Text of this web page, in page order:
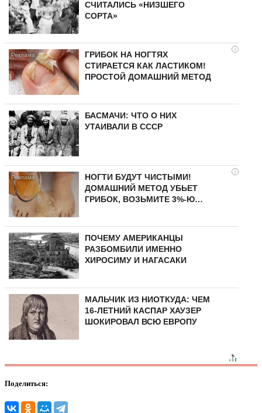
СЧИТАЛИСЬ «НИЗШЕГО
СОРТА»
i
ГРИБОК НА НОГТЯХ
СТИРАЕТСЯ КАК ЛАСТИКОМ!
ПРОСТОЙ ДОМАШНИЙ МЕТОД
БАСМАЧИ: ЧТО О НИХ
УТАИВАЛИ В СССР
i
НОГТИ БУДУТ ЧИСТЫМИ!
ДОМАШНИЙ МЕТОД УБЬЕТ
ГРИБОК, ВОЗЬМИТЕ 3%-Ю…
ПОЧЕМУ АМЕРИКАНЦЫ
РАЗБОМБИЛИ ИМЕННО
ХИРОСИМУ И НАГАСАКИ
МАЛЬЧИК ИЗ НИОТКУДА: ЧЕМ
16-ЛЕТНИЙ КАСПАР ХАУЗЕР
ШОКИРОВАЛ ВСЮ ЕВРОПУ
Поделиться: